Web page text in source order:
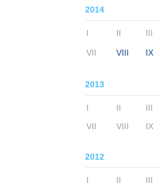
2014
I II III
VII VIII IX
2013
I II III
VII
VIII IX
2012
I II III